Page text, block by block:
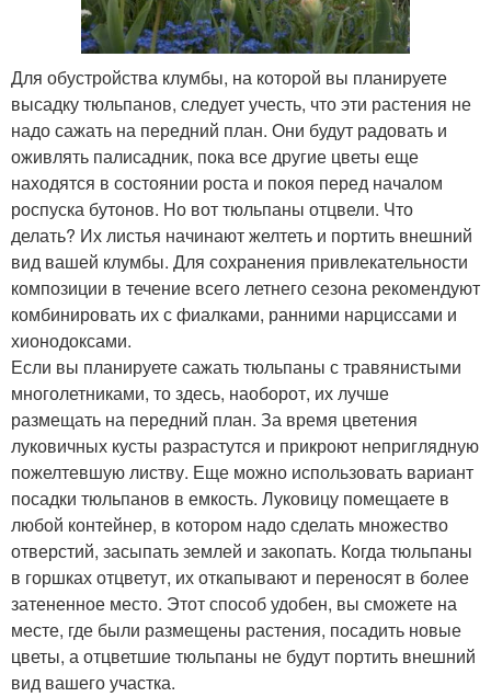
Для обустройства клумбы, на которой вы планируете
высадку тюльпанов, следует учесть, что эти растения не
надо сажать на передний план. Они будут радовать и
оживлять палисадник, пока все другие цветы еще
находятся в состоянии роста и покоя перед началом
роспуска бутонов. Но вот тюльпаны отцвели. Что
делать? Их листья начинают желтеть и портить внешний
вид вашей клумбы. Для сохранения привлекательности
композиции в течение всего летнего сезона рекомендуют
комбинировать их с фиалками, ранними нарциссами и
хионодоксами.
Если вы планируете сажать тюльпаны с травянистыми
многолетниками, то здесь, наоборот, их лучше
размещать на передний план. За время цветения
луковичных кусты разрастутся и прикроют неприглядную
пожелтевшую листву. Еще можно использовать вариант
посадки тюльпанов в емкость. Луковицу помещаете в
любой контейнер, в котором надо сделать множество
отверстий, засыпать землей и закопать. Когда тюльпаны
в горшках отцветут, их откапывают и переносят в более
затененное место. Этот способ удобен, вы сможете на
месте, где были размещены растения, посадить новые
цветы, а отцветшие тюльпаны не будут портить внешний
вид вашего участка.